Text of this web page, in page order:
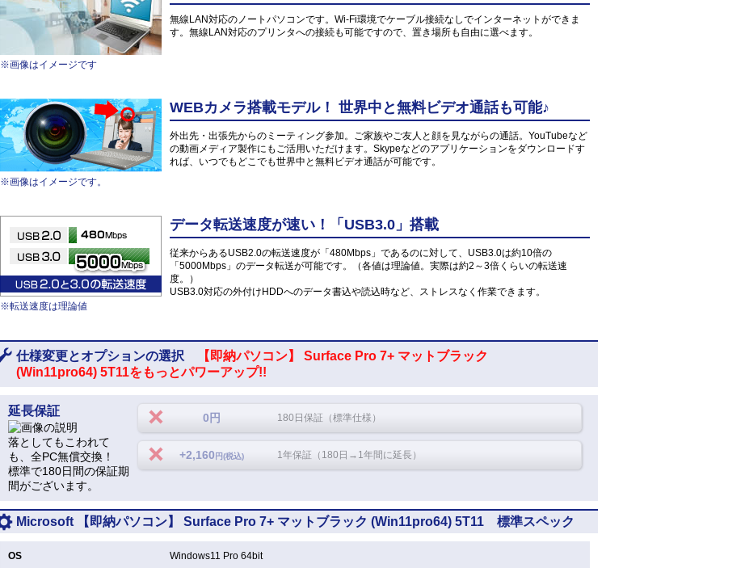
※画像はイメージです
無線LAN対応のノートパソコンです。Wi-Fi環境でケーブル接続なしでインターネットができま
す。無線LAN対応のプリンタへの接続も可能ですので、置き場所も自由に選べます。
※画像はイメージです。
WEBカメラ搭載モデル！ 世界中と無料ビデオ通話も可能♪
外出先・出張先からのミーティング参加。ご家族やご友人と顔を見ながらの通話。YouTubeなど
の動画メディア製作にもご活用いただけます。Skypeなどのアプリケーションをダウンロードす
れば、いつでもどこでも世界中と無料ビデオ通話が可能です。
※転送速度は理論値
データ転送速度が速い！「USB3.0」搭載
従来からあるUSB2.0の転送速度が「480Mbps」であるのに対して、USB3.0は約10倍の
「5000Mbps」のデータ転送が可能です。（各値は理論値。実際は約2～3倍くらいの転送速
度。）
USB3.0対応の外付けHDDへのデータ書込や読込時など、ストレスなく作業できます。
仕様変更とオプションの選択
【即納パソコン】 Surface Pro 7+ マットブラック
(Win11pro64) 5T11をもっとパワーアップ!!
延長保証
落としてもこわれて
も、全PC無償交換！
標準で180日間の保証期
間がございます。
0円 180日保証（標準仕様）
+2,160 円(税込) 1年保証（180日→1年間に延長）
Microsoft 【即納パソコン】 Surface Pro 7+ マットブラック (Win11pro64) 5T11 標準スペック
OS Windows11 Pro 64bit